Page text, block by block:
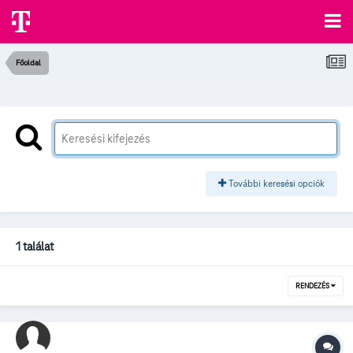
Főoldal
További keresési opciók
1 találat
RENDEZÉS